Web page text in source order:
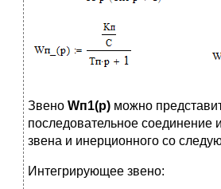
Звено Wп1(p) можно
последовательное соединение
звена и инерционного со
Интегрирующее звено: